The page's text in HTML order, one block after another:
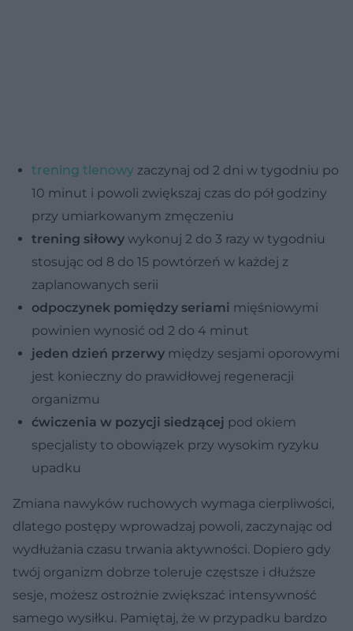
trening tlenowy zaczynaj od 2 dni w tygodniu po
10 minut i powoli zwiększaj czas do pół godziny
przy umiarkowanym zmęczeniu
trening siłowy wykonuj 2 do 3 razy w tygodniu
stosując od 8 do 15 powtórzeń w każdej z
zaplanowanych serii
odpoczynek pomiędzy seriami mięśniowymi
powinien wynosić od 2 do 4 minut
jeden dzień przerwy między sesjami oporowymi
jest konieczny do prawidłowej regeneracji
organizmu
ćwiczenia w pozycji siedzącej pod okiem
specjalisty to obowiązek przy wysokim ryzyku
upadku
Zmiana nawyków ruchowych wymaga cierpliwości,
dlatego postępy wprowadzaj powoli, zaczynając od
wydłużania czasu trwania aktywności. Dopiero gdy
twój organizm dobrze toleruje częstsze i dłuższe
sesje, możesz ostrożnie zwiększać intensywność
samego wysiłku. Pamiętaj, że w przypadku bardzo